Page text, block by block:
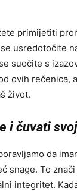
primijetiti
usredotočite
suočite s
ovih rečenica,
život.
i čuvati
da
snage. To
integritet.